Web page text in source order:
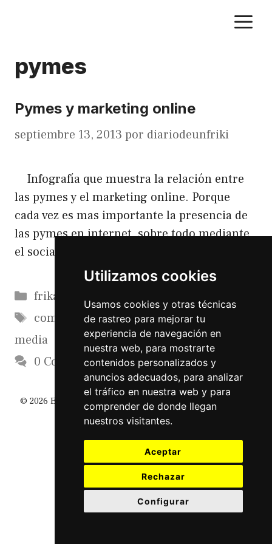
Utilizamos cookies
Usamos cookies y otras técnicas
de rastreo para mejorar tu
experiencia de navegación en
nuestra web, para mostrarte
contenidos personalizados y
anuncios adecuados, para analizar
el tráfico en nuestra web y para
comprender de donde llegan
nuestros visitantes.
Aceptar
Rechazar
Configurar
pymes
Pymes y marketing online
septiembre 13, 2013 por diariodeunfriki
Infografía que muestra la relación entre
las pymes y el marketing online. Porque
cada vez es mas importante la presencia de
las pymes en internet, sobre todo mediante
el social media.
Categorías
frikadas
Etiquetas
comunicacion,marketing,pymes
media
0 Comments
© 2026 El Diario De Un Friki • Creado conGeneratePress